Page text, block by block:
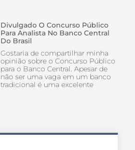
Divulgado O Concurso Público
Para Analista No Banco Central
Do Brasil
Gostaria de compartilhar minha
opinião sobre o Concurso Público
para o Banco Central. Apesar de
não ser uma vaga em um banco
tradicional é uma excelente